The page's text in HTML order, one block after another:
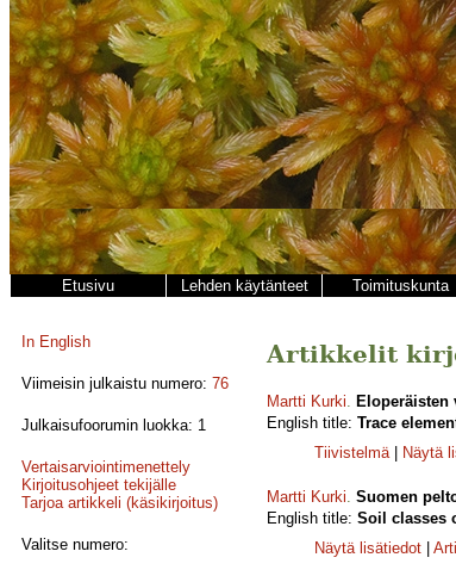
Etusivu Lehden käytänteet Toimituskunta
In English
Viimeisin julkaistu numero: 76
Julkaisufoorumin luokka: 1
Vertaisarviointimenettely
Kirjoitusohjeet tekijälle
Tarjoa artikkeli (käsikirjoitus)
Valitse numero:
Artikkelit
Martti Kurki. Eloperäisten
English title: Trace
Tiivistelmä| Näytä
Martti Kurki. Suomen
English title: Soil classes
Näytä lisätiedot